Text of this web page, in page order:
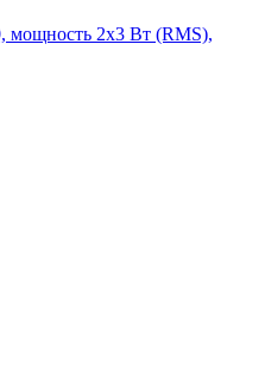
мощность 2х3 Вт (RMS),